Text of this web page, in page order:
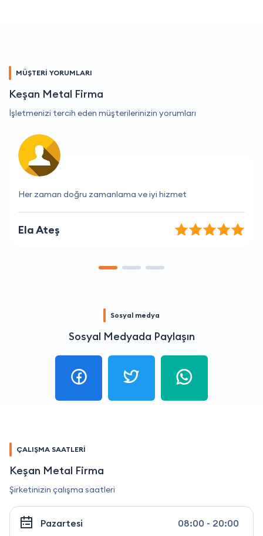
MÜŞTERİ YORUMLARI
Keşan Metal Firma
İşletmenizi tercih eden müşterilerinizin yorumları
Firma ile çalışmak çok keyifli
Koray Karataş
Sosyal medya
Sosyal Medyada Paylaşın
ÇALIŞMA SAATLERİ
Keşan Metal Firma
Şirketinizin çalışma saatleri
Pazartesi 08:00 - 20:00